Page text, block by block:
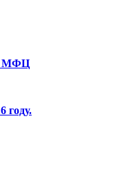
МФЦ
году.